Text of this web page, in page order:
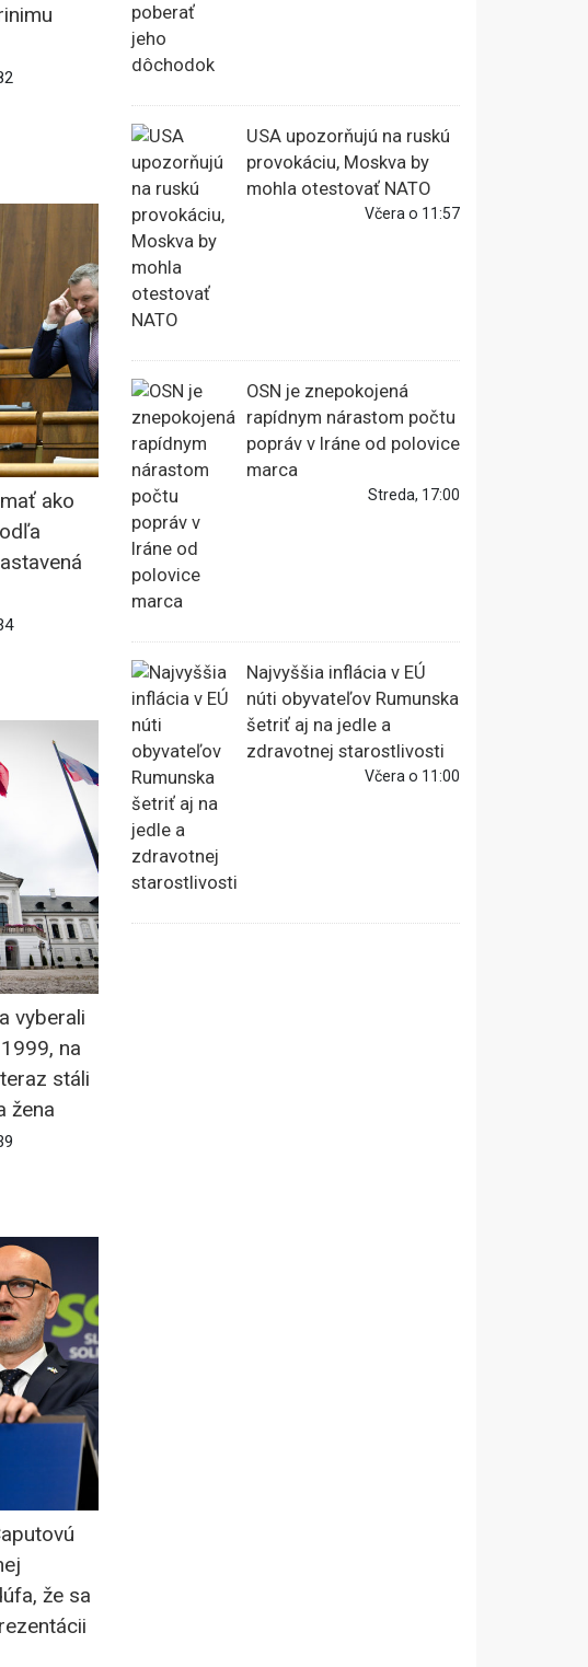
ako
vyberali
na
stáli
žena
že sa
USA upozorňujú na ruskú
provokáciu, Moskva by
mohla otestovať NATO
Včera o 11:57
OSN je znepokojená
rapídnym nárastom počtu
popráv v Iráne od polovice
marca
Streda, 17:00
Najvyššia inflácia v EÚ
núti obyvateľov Rumunska
šetriť aj na jedle a
zdravotnej starostlivosti
Včera o 11:00